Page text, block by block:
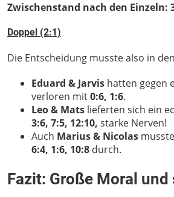
Zwischenstand nach den Einzeln:
Doppel (2:1)
Die Entscheidung musste also in
Eduard & Jarvishatten gegen
verloren mit0:6, 1:6.
Leo & Matslieferten sich ein
3:6, 7:5, 12:10, starke Nerven!
Auch Marius & Nicolas
6:4, 1:6, 10:8durch.
Fazit: Große Moral und